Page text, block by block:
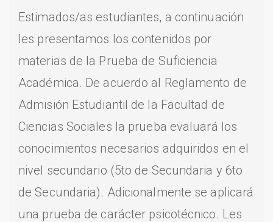
Estimados/as estudiantes, a continuación
les presentamos los contenidos por
materias de la Prueba de Suficiencia
Académica. De acuerdo al Reglamento de
Admisión Estudiantil de la Facultad de
Ciencias Sociales la prueba evaluará los
conocimientos necesarios adquiridos en el
nivel secundario (5to de Secundaria y 6to
de Secundaria). Adicionalmente se aplicará
una prueba de carácter psicotécnico. Les